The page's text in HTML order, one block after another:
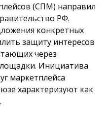
(СПМ) направил
РФ.
конкретных
защиту интересов
через
Инициатива
маркетплейса
характеризуют как